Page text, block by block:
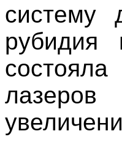
систему
рубидия